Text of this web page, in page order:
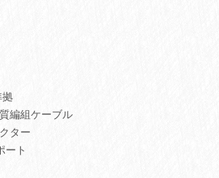
拠
編組ケーブル
ター
ート